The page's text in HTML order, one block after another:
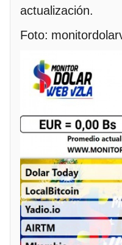
actualización.
Foto: